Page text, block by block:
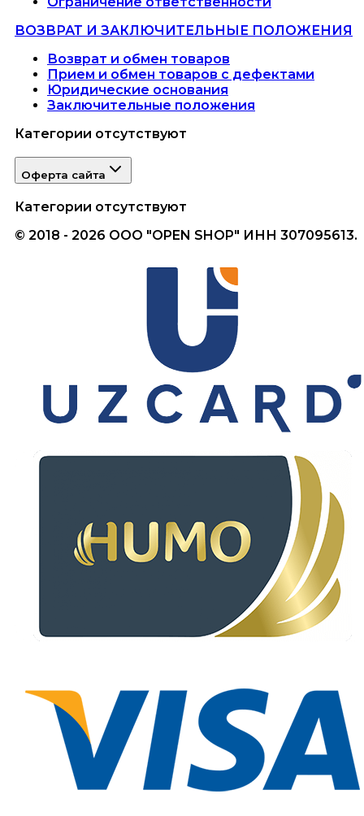
ВОЗВРАТ И ЗАКЛЮЧИТЕЛЬНЫЕ ПОЛОЖЕНИЯ
Возврат и обмен товаров
Прием и обмен товаров с дефектами
Юридические основания
Заключительные положения
Категории отсутствуют
Оферта сайта
Категории отсутствуют
© 2018 - 2026 ООО "OPEN SHOP" ИНН 307095613.